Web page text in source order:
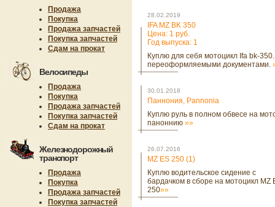
Продажа
Покупка
Продажа запчастей
Покупка запчастей
Сдам на прокат
Велосипеды
Продажа
Покупка
Продажа запчастей
Покупка запчастей
Сдам на прокат
Железнодорожный
транспорт
Продажа
Покупка
Продажа запчастей
Покупка запчастей
28.02.2019
IFA MZ BK 350
Цена: 1 руб.
Год выпуска: 1
Куплю для себя мотоцикл Ifa bk-
переоформляемыми документами.
30.01.2018
Паннония, Pannonia
Куплю руль в полном обвесе на
паноннию »»
26.07.2016
MZ ES 250 (1)
Куплю водительское сидение с
бардачком в сборе на мотоцикл MZ
250»»